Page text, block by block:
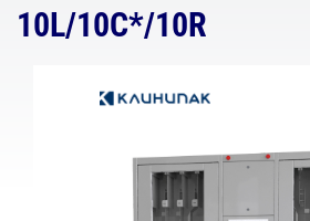
10L/10C*/10R